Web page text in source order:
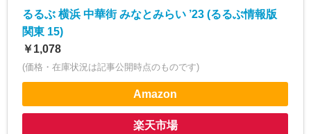
るるぶ 横浜 中華街 みなとみらい ’23 (るるぶ情報版
関東 15)
￥1,078
(価格・在庫状況は記事公開時点のものです)
Amazon
楽天市場